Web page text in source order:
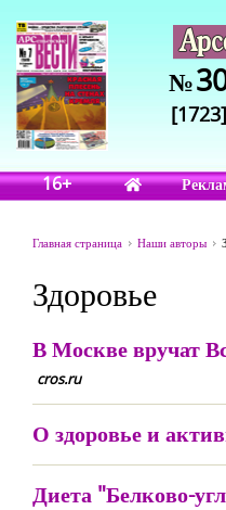
№
[1723]
16+
Главная страница Наши авторы
Здоровье
В Москве вручат
cros.ru
О здоровье и
Диета "Белково-